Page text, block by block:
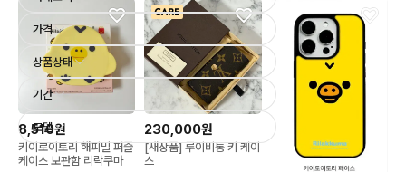
가격
상품상태
기간
모델
8,510원
키이로이토리 해피밀 퍼즐
케이스 보관함 리락쿠마
230,000원
[새상품] 루이비통 키 케이
스